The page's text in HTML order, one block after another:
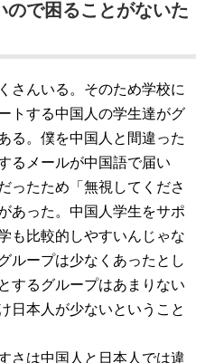
ので困ることがないた
さんいる。そのため学校に
トする中国人の学生達がグ
る。僕を中国人と間違った
るメールが中国語で届い
ったため「無視してくださ
あった。中国人学生をサポ
も比較的しやすいんじゃな
ループは少なくあったとし
するグループはあまりない
日本人が少ないということ
さは中国人と日本人では違